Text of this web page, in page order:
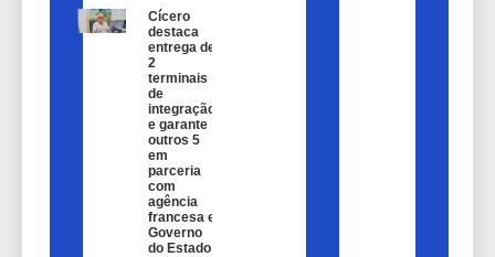
Cícero
destaca
entrega de
2
terminais
de
integração
e garante
outros 5
em
parceria
com
agência
francesa e
Governo
do Estado